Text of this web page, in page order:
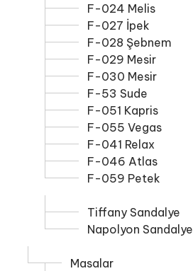
F-024 Melis
F-027 İpek
F-028 Şebnem
F-029 Mesir
F-030 Mesir
F-53 Sude
F-051 Kapris
F-055 Vegas
F-041 Relax
F-046 Atlas
F-059 Petek
Tiffany Sandalye
Napolyon Sandalye
Masalar